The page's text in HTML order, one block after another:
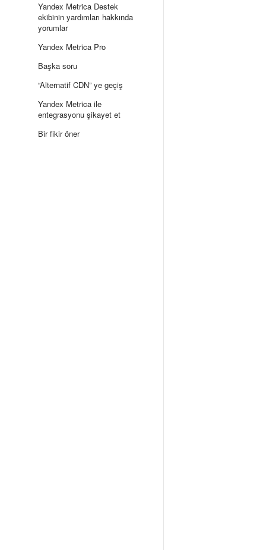
Yandex Metrica Destek
ekibinin yardımları hakkında
yorumlar
Yandex Metrica Pro
Başka soru
“Alternatif CDN” ye geçiş
Yandex Metrica ile
entegrasyonu şikayet et
Bir fikir öner